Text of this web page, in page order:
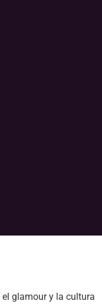
glamour y la cultura